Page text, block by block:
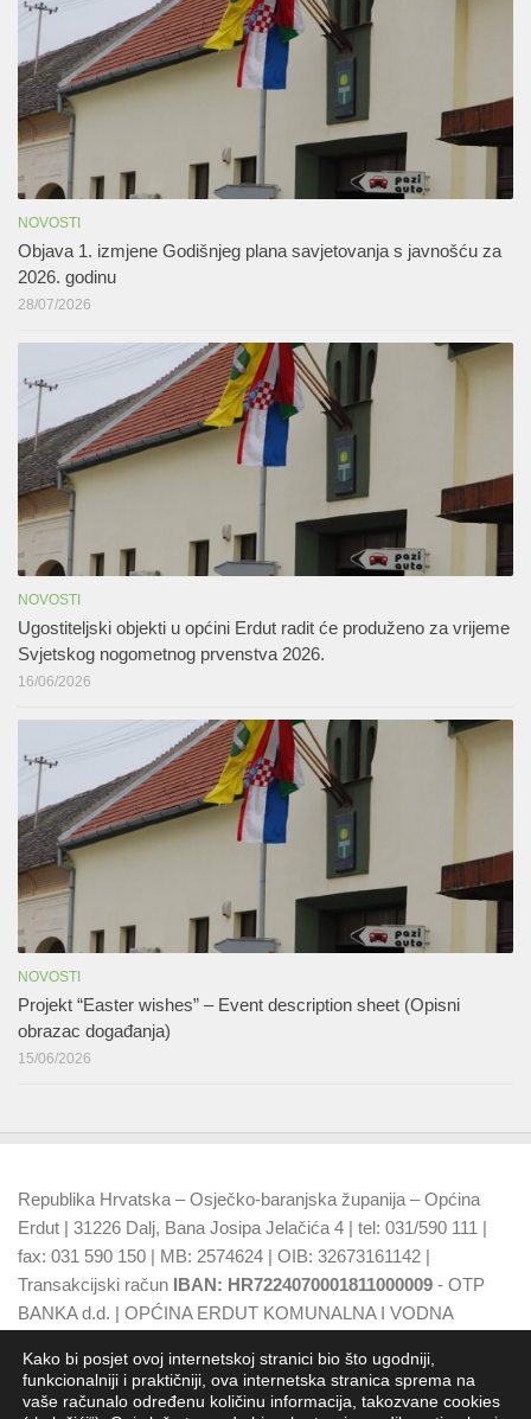
NOVOSTI
Objava 1. izmjene Godišnjeg plana savjetovanja s javnošću za
2026. godinu
28/07/2026
NOVOSTI
Ugostiteljski objekti u općini Erdut radit će produženo za vrijeme
Svjetskog nogometnog prvenstva 2026.
16/06/2026
NOVOSTI
Projekt “Easter wishes” – Event description sheet (Opisni
obrazac događanja)
15/06/2026
Republika Hrvatska – Osječko-baranjska županija – Općina
Erdut | 31226 Dalj, Bana Josipa Jelačića 4 | tel: 031/590 111 |
fax: 031 590 150 | MB: 2574624 | OIB: 32673161142 |
Transakcijski račun IBAN: HR7224070001811000009 - OTP
BANKA d.d. | OPĆINA ERDUT KOMUNALNA I VODNA
d.d.
Kako bi posjet ovoj internetskoj stranici bio što ugodniji,
funkcionalniji i praktičniji, ova internetska stranica sprema na
vaše računalo određenu količinu informacija, takozvane cookies